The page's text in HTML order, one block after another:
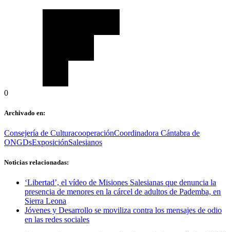
0
Archivado en:
Consejería de CulturacooperaciónCoordinadora Cántabra de
ONGDsExposiciónSalesianos
Noticias relacionadas:
‘Libertad’, el vídeo de Misiones Salesianas que denuncia la
presencia de menores en la cárcel de adultos de Pademba, en
Sierra Leona
Jóvenes y Desarrollo se moviliza contra los mensajes de odio
en las redes sociales